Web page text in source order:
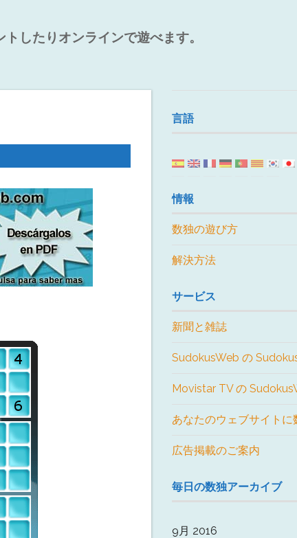
したりオンラインで遊べます。
言語
情報
数独の遊び方
解決方法
サービス
新聞と雑誌
SudokusWeb の
Movistar TV の
あなたのウェブサイトに
広告掲載のご案内
毎日の数独アーカイブ
9月 2016